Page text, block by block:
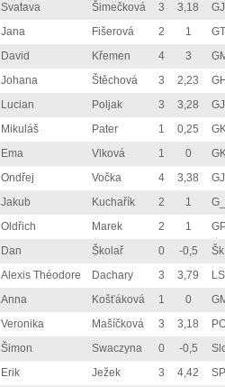
Svatava Šimečková 3 3,18
Jana Fišerová 2 1
David Křemen 4 3
Johana Štěchová 3 2,23
Lucian Poljak 3 3,28
Mikuláš Pater 1 0,25
Ema Vlková 1 0
Ondřej Vočka 4 3,38
Jakub Kuchařík 2 1
Oldřich Marek 2 1
Dan Školař 0 -0,5
Alexis Théodore Dachary 3 3,79
Anna Košťáková 1 0
Veronika Mašíčková 3 3,18
Šimon Swaczyna 0 -0,5
Erik Ježek 3 4,42